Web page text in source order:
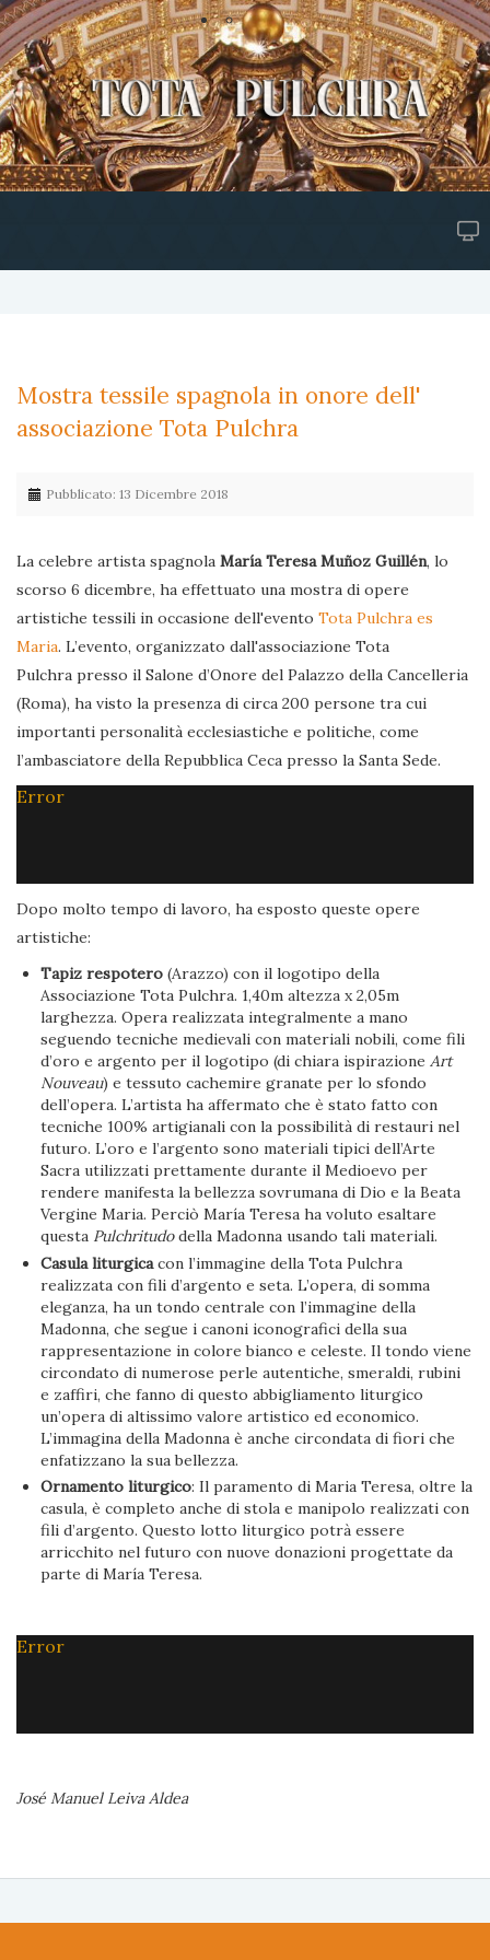
Mostra tessile spagnola in onore dell'
associazione Tota Pulchra
Pubblicato: 13 Dicembre 2018
La celebre artista spagnola María Teresa Muñoz Guillén, lo
scorso 6 dicembre, ha effettuato una mostra di opere
artistiche tessili in occasione dell'evento Tota Pulchra es
Maria. L’evento, organizzato dall'associazione Tota
Pulchra presso il Salone d’Onore del Palazzo della Cancelleria
(Roma), ha visto la presenza di circa 200 persone tra cui
importanti personalità ecclesiastiche e politiche, come
l’ambasciatore della Repubblica Ceca presso la Santa Sede.
Error
Dopo molto tempo di lavoro, ha esposto queste opere
artistiche:
Tapiz respotero (Arazzo) con il logotipo della
Associazione Tota Pulchra. 1,40m altezza x 2,05m
larghezza. Opera realizzata integralmente a mano
seguendo tecniche medievali con materiali nobili, come fili
d’oro e argento per il logotipo (di chiara ispirazioneArt
Nouveau) e tessuto cachemire granate per lo sfondo
dell’opera. L’artista ha affermato che è stato fatto con
tecniche 100% artigianali con la possibilità di restauri nel
futuro. L’oro e l’argento sono materiali tipici dell’Arte
Sacra utilizzati prettamente durante il Medioevo per
rendere manifesta la bellezza sovrumana di Dio e la Beata
Vergine Maria. Perciò María Teresa ha voluto esaltare
questa Pulchritudodella Madonna usando tali materiali.
Casula liturgicacon l’immagine della Tota Pulchra
realizzata con fili d’argento e seta. L’opera, di somma
eleganza, ha un tondo centrale con l’immagine della
Madonna, che segue i canoni iconografici della sua
rappresentazione in colore bianco e celeste. Il tondo viene
circondato di numerose perle autentiche, smeraldi, rubini
e zaffiri, che fanno di questo abbigliamento liturgico
un’opera di altissimo valore artistico ed economico.
L’immagina della Madonna è anche circondata di fiori che
enfatizzano la sua bellezza.
Ornamento liturgico: Il paramento di Maria Teresa, oltre la
casula, è completo anche di stola e manipolo realizzati con
fili d’argento. Questo lotto liturgico potrà essere
arricchito nel futuro con nuove donazioni progettate da
parte di María Teresa.
Error
José Manuel Leiva Aldea